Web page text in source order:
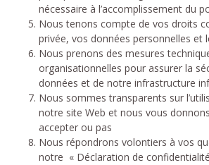
nécessaire à l’accomplissement du
Nous tenons compte de vos droits
privée, vos données personnelles et
Nous prenons des mesures
organisationnelles pour assurer la
données et de notre infrastructure
Nous sommes transparents sur
notre site Web et nous vous
accepter ou pas
Nous répondrons volontiers à vos
notre « Déclaration de